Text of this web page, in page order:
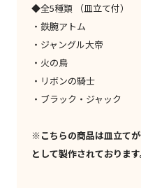
◆全5種類 （皿立て付）
・鉄腕アトム
・ジャングル大帝
・火の鳥
・リボンの騎士
・ブラック・ジャック
※こちらの商品は皿立て
として製作されております